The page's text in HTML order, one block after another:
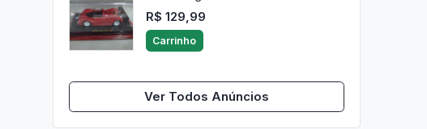
R$ 129,99
Carrinho
Ver Todos Anúncios